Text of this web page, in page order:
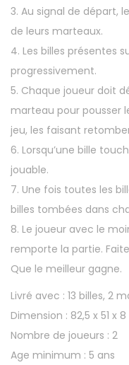
3. Au signal de départ,
de leurs marteaux.
4. Les billes présentes
progressivement.
5. Chaque joueur doit
marteau pour pousser
jeu, les faisant
6. Lorsqu’une bille
jouable.
7. Une fois toutes les
billes tombées dans
8. Le joueur avec le
remporte la partie.
Que le meilleur gagne.
Livré avec : 13 billes, 2
Dimension : 82,5 x 51 x
Nombre de joueurs : 2
Age minimum : 5 ans